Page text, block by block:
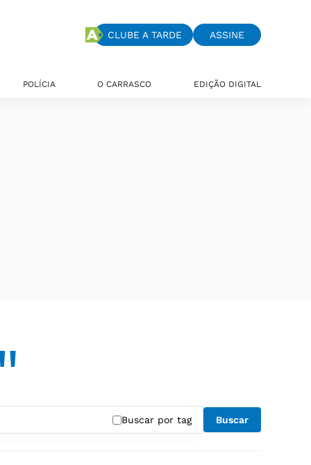
CLUBE A TARDE ASSINE
POLÍCIA O CARRASCO EDIÇÃO DIGITAL
Buscar por tag Buscar